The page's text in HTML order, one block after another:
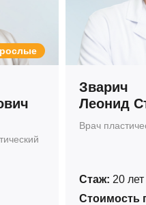
Зварич
Леонид
Врач
Стаж: 20 лет
Стоимость